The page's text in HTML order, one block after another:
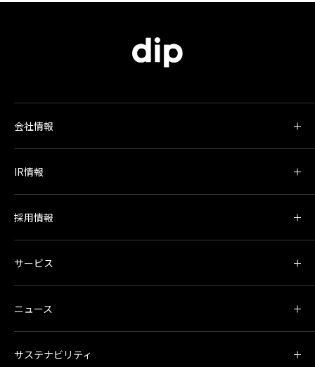
会社情報
IR情報
採用情報
サービス
ニュース
サステナビリティ